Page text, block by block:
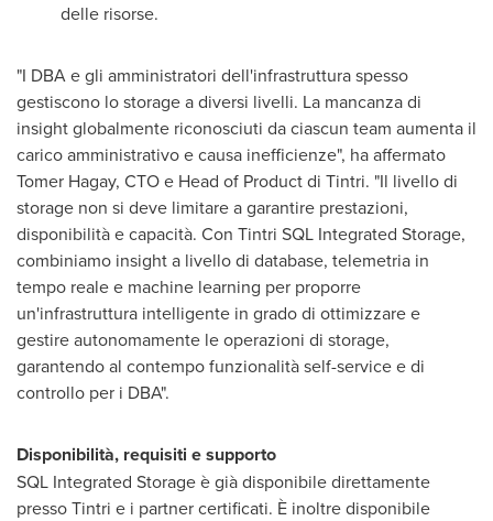
delle risorse.
"I DBA e gli amministratori dell'infrastruttura spesso
gestiscono lo storage a diversi livelli. La mancanza di
insight globalmente riconosciuti da ciascun team aumenta il
carico amministrativo e causa inefficienze", ha affermato
Tomer Hagay, CTO e Head of Product di Tintri. "Il livello di
storage non si deve limitare a garantire prestazioni,
disponibilità e capacità. Con Tintri SQL Integrated Storage,
combiniamo insight a livello di database, telemetria in
tempo reale e machine learning per proporre
un'infrastruttura intelligente in grado di ottimizzare e
gestire autonomamente le operazioni di storage,
garantendo al contempo funzionalità self-service e di
controllo per i DBA".
Disponibilità, requisiti e supporto
SQL Integrated Storage è già disponibile direttamente
presso Tintri e i partner certificati. È inoltre disponibile